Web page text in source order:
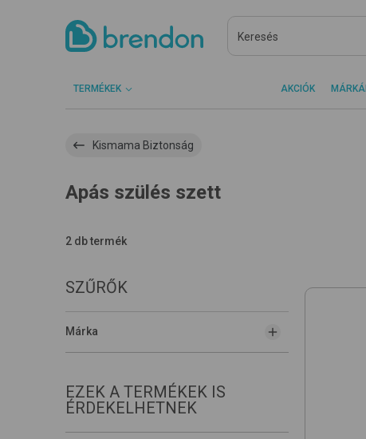
TERMÉKEK AKCIÓK
Kismama Biztonság
Apás szülés szett
2 db termék
SZŰRŐK
Márka
EZEK A TERMÉKEK IS
ÉRDEKELHETNEK